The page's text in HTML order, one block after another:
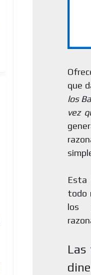
que
los
vez
Esta
todo
los
Las